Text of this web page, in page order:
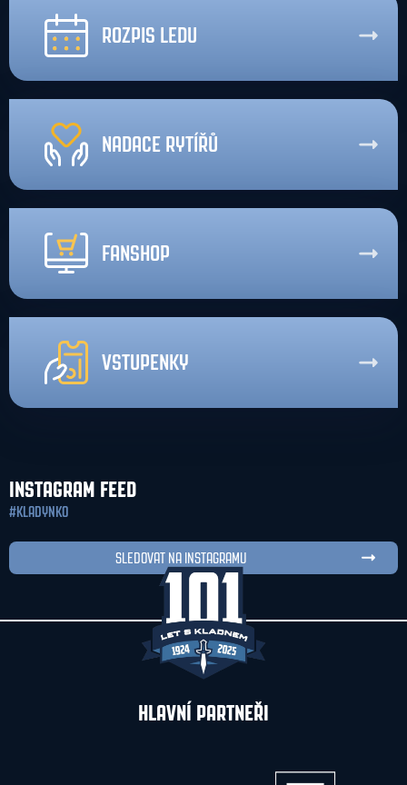
ROZPIS LEDU
NADACE RYTÍŘŮ
FANSHOP
VSTUPENKY
INSTAGRAM FEED
#KLADYNKO
SLEDOVAT NA INSTAGRAMU
HLAVNÍ PARTNEŘI